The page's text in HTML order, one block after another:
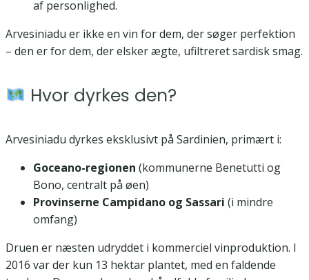
af personlighed.
Arvesiniadu er ikke en vin for dem, der søger perfektion
– den er for dem, der elsker ægte, ufiltreret sardisk smag.
Hvor dyrkes den?
Arvesiniadu dyrkes eksklusivt på Sardinien, primært i:
Goceano-regionen (kommunerne Benetutti og
Bono, centralt på øen)
Provinserne Campidano og Sassari (i mindre
omfang)
Druen er næsten udryddet i kommerciel vinproduktion. I
2016 var der kun 13 hektar plantet, med en faldende